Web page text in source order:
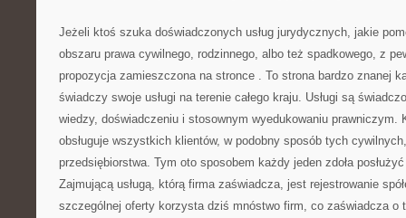
Jeżeli ktoś szuka doświadczonych usług jurydycznych, jakie
obszaru prawa cywilnego, rodzinnego, albo też spadkowego, z
propozycja zamieszczona na stronce . To strona bardzo znanej
świadczy swoje usługi na terenie całego kraju. Usługi są
wiedzy, doświadczeniu i stosownym wyedukowaniu prawniczym.
obsługuje wszystkich klientów, w podobny sposób tych
przedsiębiorstwa. Tym oto sposobem każdy jeden zdoła
Zajmującą usługą, którą firma zaświadcza, jest rejestrowanie
szczególnej oferty korzysta dziś mnóstwo firm, co zaświadcza o